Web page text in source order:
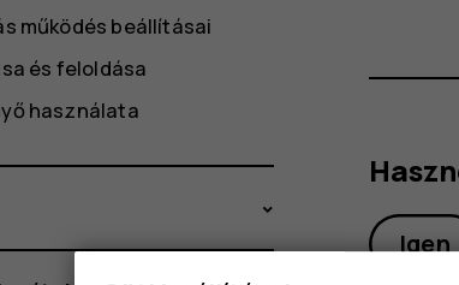
Igen
működés beállításai
és feloldása
használata